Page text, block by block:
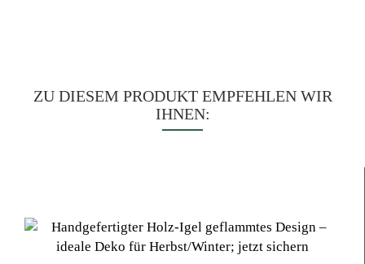
ZU DIESEM PRODUKT EMPFEHLEN WIR
IHNEN: